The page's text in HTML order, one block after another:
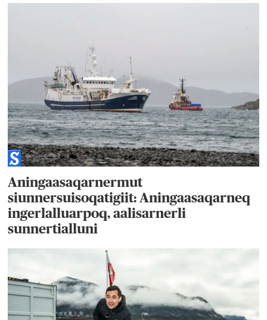
Aningaasaqarnermut
siunnersuisoqatigiit: Aningaasaqarneq
ingerlalluarpoq, aalisarnerli
sunnertialluni